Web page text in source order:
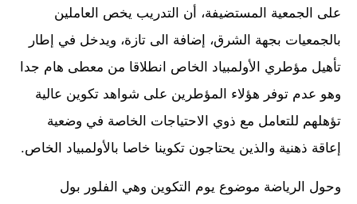
على الجمعية المستضيفة، أن التدريب يخص العاملين
بالجمعيات بجهة الشرق، إضافة الى تازة، ويدخل في إطار
تأهيل مؤطري الأولمبياد الخاص انطلاقا من معطى هام جدا
وهو عدم توفر هؤلاء المؤطرين على شواهد تكوين عالية
تؤهلهم للتعامل مع ذوي الاحتياجات الخاصة في وضعية
إعاقة ذهنية والذين يحتاجون تكوينا خاصا بالأولمبياد الخاص.
وحول الرياضة موضوع يوم التكوين وهي الفلور بول